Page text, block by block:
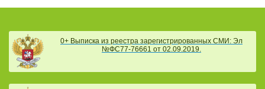
0+ Выписка из реестра зарегистрированных СМИ: Эл
№ФС77-76661 от 02.09.2019.